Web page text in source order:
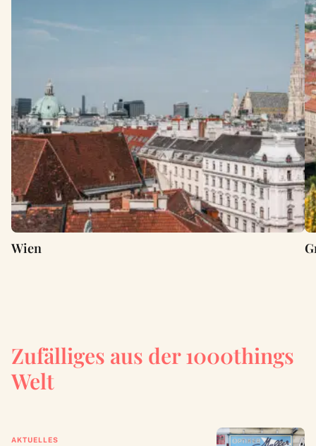
Wien
Zufälliges aus der 1000things
Welt
AKTUELLES